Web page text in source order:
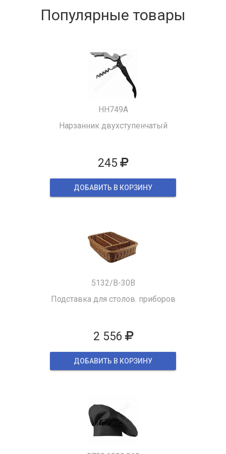
Популярные товары
HH749A
Нарзанник двухступенчатый
245
ДОБАВИТЬ В КОРЗИНУ
5132/B-30B
Подставка для столов. приборов
2 556
ДОБАВИТЬ В КОРЗИНУ